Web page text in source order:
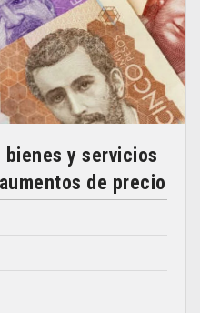
bienes y servicios
de precio